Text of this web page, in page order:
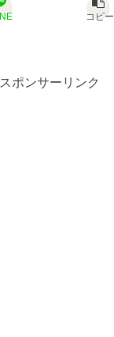
コピー
スポンサーリンク